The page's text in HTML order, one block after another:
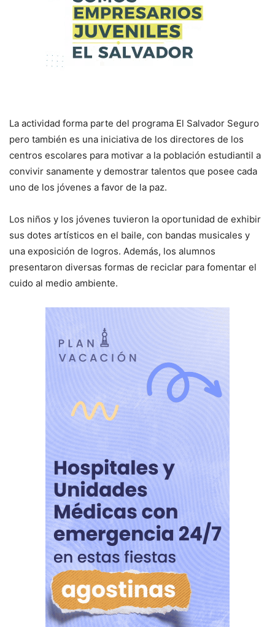
La actividad forma parte del programa El Salvador Seguro
pero también es una iniciativa de los directores de los
centros escolares para motivar a la población estudiantil a
convivir sanamente y demostrar talentos que posee cada
uno de los jóvenes a favor de la paz.
Los niños y los jóvenes tuvieron la oportunidad de exhibir
sus dotes artísticos en el baile, con bandas musicales y
una exposición de logros. Además, los alumnos
presentaron diversas formas de reciclar para fomentar el
cuido al medio ambiente.